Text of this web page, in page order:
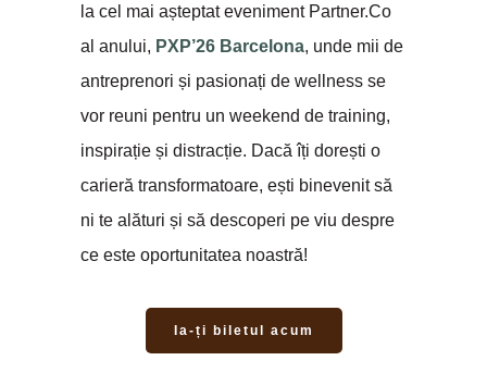
la cel mai așteptat eveniment Partner.Co
al anului, PXP’26 Barcelona, unde mii de
antreprenori și pasionați de wellness se
vor reuni pentru un weekend de training,
inspirație și distracție. Dacă îți dorești o
carieră transformatoare, ești binevenit să
ni te alături și să descoperi pe viu despre
ce este oportunitatea noastră!
Ia-ți biletul acum